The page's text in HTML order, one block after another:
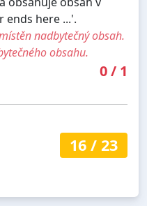
here ...'.
nadbytečný obsah.
obsahu.
0/ 1
16/ 23